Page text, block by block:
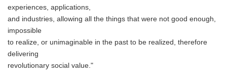
experiences, applications,
and industries, allowing all the things that were not good enough,
impossible
to realize, or unimaginable in the past to be realized, therefore
delivering
revolutionary social value."